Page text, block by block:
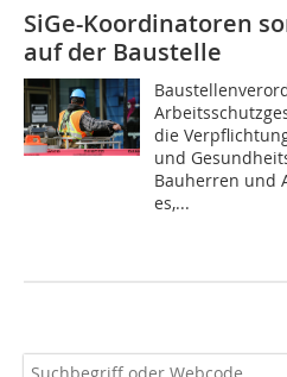
SiGe-Koordinatoren
auf der Baustelle
die
und
Bauherren und
es,...